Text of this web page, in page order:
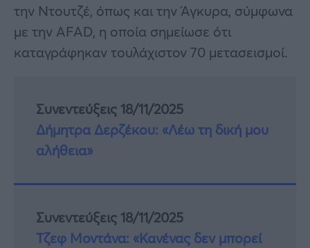
την Ντουτζέ, όπως και την Άγκυρα, σύμφωνα
με την AFAD, η οποία σημείωσε ότι
καταγράφηκαν τουλάχιστον 70 μετασεισμοί.
Συνεντεύξεις 18/11/2025
Δήμητρα Δερζέκου: «Λέω τη δική μου
αλήθεια»
Συνεντεύξεις 18/11/2025
Τζεφ Μοντάνα: «Κανένας δεν μπορεί